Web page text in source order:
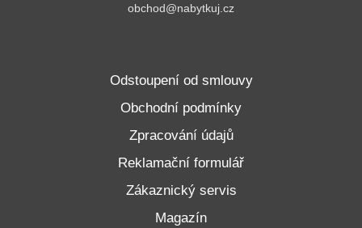
obchod@nabytkuj.cz
Odstoupení od smlouvy
Obchodní podmínky
Zpracování údajů
Reklamační formulář
Zákaznický servis
Magazín